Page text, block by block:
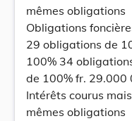
mêmes obligations
Obligations
29 obligations de
100% 34
de 100% fr. 29.000
Intérêts courus
mêmes obligations